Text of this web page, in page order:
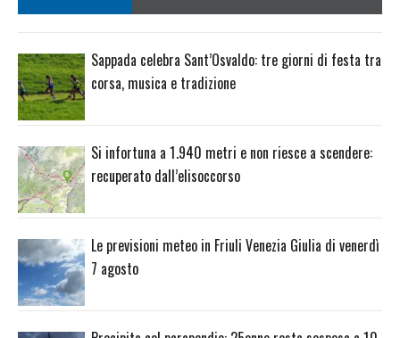
Sappada celebra Sant’Osvaldo: tre giorni di festa tra
corsa, musica e tradizione
Si infortuna a 1.940 metri e non riesce a scendere:
recuperato dall’elisoccorso
Le previsioni meteo in Friuli Venezia Giulia di venerdì
7 agosto